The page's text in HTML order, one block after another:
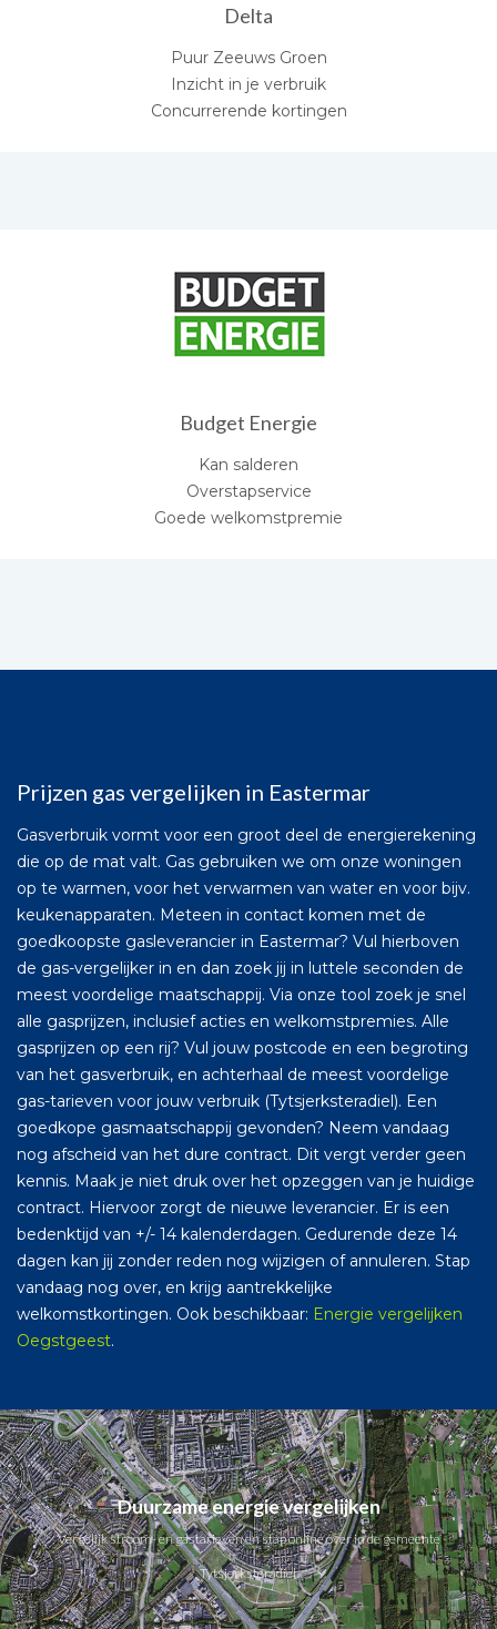
Delta
Puur Zeeuws Groen
Inzicht in je verbruik
Concurrerende kortingen
Budget Energie
Kan salderen
Overstapservice
Goede welkomstpremie
Prijzen gas vergelijken in Eastermar
Gasverbruik vormt voor een groot deel de energierekening
die op de mat valt. Gas gebruiken we om onze woningen
op te warmen, voor het verwarmen van water en voor bijv.
keukenapparaten. Meteen in contact komen met de
goedkoopste gasleverancier in Eastermar? Vul hierboven
de gas-vergelijker in en dan zoek jij in luttele seconden de
meest voordelige maatschappij. Via onze tool zoek je snel
alle gasprijzen, inclusief acties en welkomstpremies. Alle
gasprijzen op een rij? Vul jouw postcode en een begroting
van het gasverbruik, en achterhaal de meest voordelige
gas-tarieven voor jouw verbruik (Tytsjerksteradiel). Een
goedkope gasmaatschappij gevonden? Neem vandaag
nog afscheid van het dure contract. Dit vergt verder geen
kennis. Maak je niet druk over het opzeggen van je huidige
contract. Hiervoor zorgt de nieuwe leverancier. Er is een
bedenktijd van +/- 14 kalenderdagen. Gedurende deze 14
dagen kan jij zonder reden nog wijzigen of annuleren. Stap
vandaag nog over, en krijg aantrekkelijke
welkomstkortingen. Ook beschikbaar: Energie vergelijken
Oegstgeest.
Duurzame energie vergelijken
Vergelijk stroom- en gastarieven en stap online over in de gemeente
Tytsjerksteradiel.